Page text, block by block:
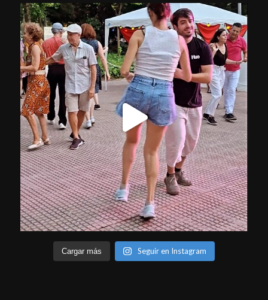
Cargar más Seguir en Instagram